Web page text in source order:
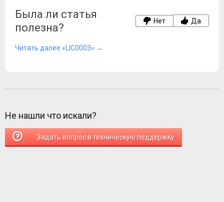
Была ли статья
полезна?
Нет Да
Читать далее «LIC0003» →
Не нашли что искали?
Задать вопрос в техническую поддержку